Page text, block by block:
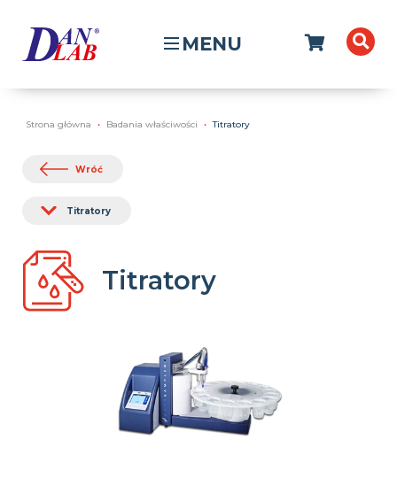
MENU
Strona główna Badania właściwości Titratory
Wróć
Titratory
Titratory